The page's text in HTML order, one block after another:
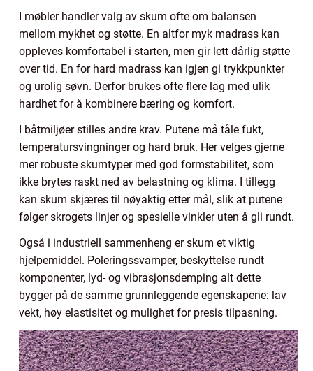
I møbler handler valg av skum ofte om balansen
mellom mykhet og støtte. En altfor myk madrass kan
oppleves komfortabel i starten, men gir lett dårlig støtte
over tid. En for hard madrass kan igjen gi trykkpunkter
og urolig søvn. Derfor brukes ofte flere lag med ulik
hardhet for å kombinere bæring og komfort.
I båtmiljøer stilles andre krav. Putene må tåle fukt,
temperatursvingninger og hard bruk. Her velges gjerne
mer robuste skumtyper med god formstabilitet, som
ikke brytes raskt ned av belastning og klima. I tillegg
kan skum skjæres til nøyaktig etter mål, slik at putene
følger skrogets linjer og spesielle vinkler uten å gli rundt.
Også i industriell sammenheng er skum et viktig
hjelpemiddel. Poleringssvamper, beskyttelse rundt
komponenter, lyd- og vibrasjonsdemping alt dette
bygger på de samme grunnleggende egenskapene: lav
vekt, høy elastisitet og mulighet for presis tilpasning.